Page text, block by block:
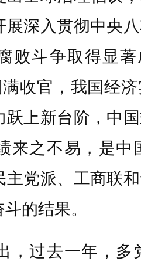
展深入贯彻中央
败斗争取得显
满收官，我国经
跃上新台阶，中
来之不易，是中
主党派、工商联
的结果。
过去一年，多